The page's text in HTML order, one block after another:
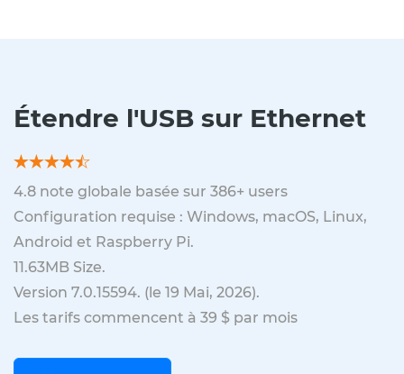
Étendre l'USB sur Ethernet
4.8 note globale basée sur 386+ users
Configuration requise : Windows, macOS, Linux,
Android et Raspberry Pi.
11.63MB Size.
Version 7.0.15594. (le 19 Mai, 2026).
Les tarifs commencent à 39 $ par mois